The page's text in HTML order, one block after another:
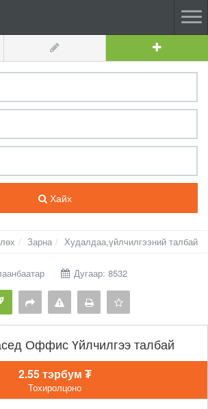
Хайх
Зарна Худалдаа,үйлчилгээний талбай
Дугаар: 8532
Оффис Үйлчилгээ талбай
2.55 тэрбум ₮
Тохиролцоно